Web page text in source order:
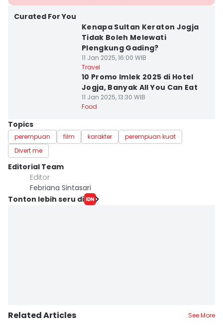
Curated For You
Kenapa Sultan Keraton Jogja
Tidak Boleh Melewati
Plengkung Gading?
11 Jan 2025, 16:00 WIB
Travel
10 Promo Imlek 2025 di Hotel
Jogja, Banyak All You Can Eat
11 Jan 2025, 13:30 WIB
Food
Topics
perempuan film karakter
perempuan kuat
Divert me
Editorial Team
Editor
Febriana Sintasari
Tonton lebih seru di
Related Articles See More